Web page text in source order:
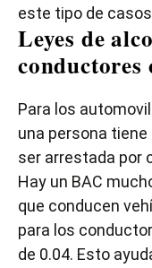
este tipo de
Leyes de
conductores
Para los
una persona tiene
ser arrestada por
Hay un BAC
que conducen
para los
de 0.04. Esto